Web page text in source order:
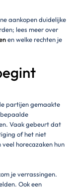
aankopen duidelijke
lees meer over
en welke rechten je
partijen gemaakte
Vaak gebeurt dat
of het niet
horecazaken hun
je verrassingen.
Ook een